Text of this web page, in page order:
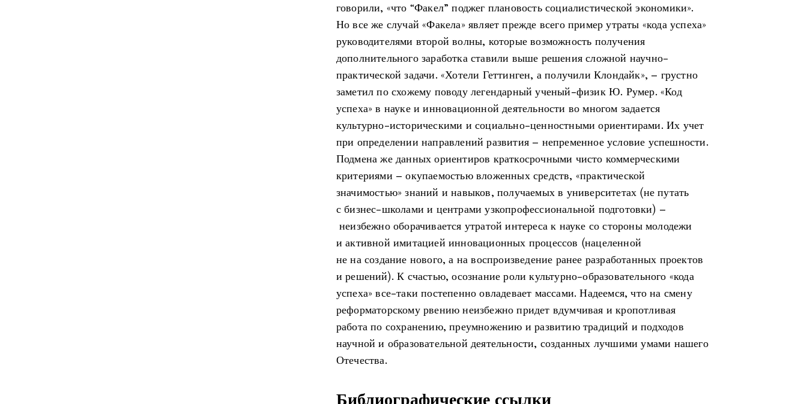
говорили, «что “Факел” поджег плановость социалистической экономики».
Но все же случай «Факела» являет прежде всего пример утраты «кода успеха»
руководителями второй волны, которые возможность получения
дополнительного заработка ставили выше решения сложной научно-
практической задачи. «Хотели Геттинген, а получили Клондайк», – грустно
заметил по схожему поводу легендарный ученый-физик Ю. Румер. «Код
успеха» в науке и инновационной деятельности во многом задается
культурно-историческими и социально-ценностными ориентирами. Их учет
при определении направлений развития – непременное условие успешности.
Подмена же данных ориентиров краткосрочными чисто коммерческими
критериями – окупаемостью вложенных средств, «практической
значимостью» знаний и навыков, получаемых в университетах (не путать
с бизнес-школами и центрами узкопрофессиональной подготовки) –
неизбежно оборачивается утратой интереса к науке со стороны молодежи
и активной имитацией инновационных процессов (нацеленной
не на создание нового, а на воспроизведение ранее разработанных проектов
и решений). К счастью, осознание роли культурно-образовательного «кода
успеха» все-таки постепенно овладевает массами. Надеемся, что на смену
реформаторскому рвению неизбежно придет вдумчивая и кропотливая
работа по сохранению, преумножению и развитию традиций и подходов
научной и образовательной деятельности, созданных лучшими умами нашего
Отечества.